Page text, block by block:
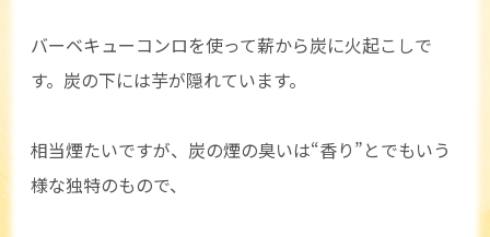
バーベキューコンロを使って薪から炭に火起こしで
す。炭の下には芋が隠れています。
相当煙たいですが、炭の煙の臭いは“香り”とでもいう
様な独特のもので、